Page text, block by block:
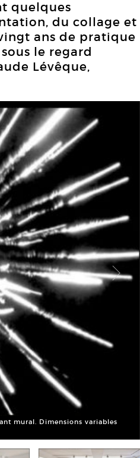
quelques
du collage et
ans de pratique
le regard
Lévêque,
mural. Dimensions variables